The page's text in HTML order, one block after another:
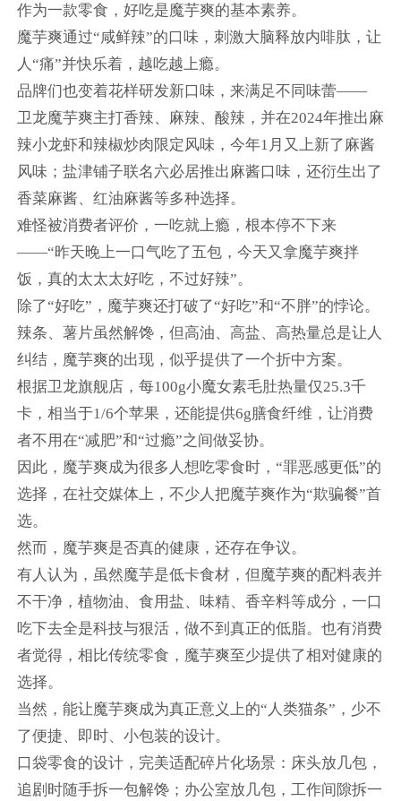
作为一款零食，好吃是魔芋爽的基本素养。
魔芋爽通过“咸鲜辣”的口味，刺激大脑释放内啡肽，让
人“痛”并快乐着，越吃越上瘾。
品牌们也变着花样研发新口味，来满足不同味蕾——
卫龙魔芋爽主打香辣、麻辣、酸辣，并在2024年推出麻
辣小龙虾和辣椒炒肉限定风味，今年1月又上新了麻酱
风味；盐津铺子联名六必居推出麻酱口味，还衍生出了
香菜麻酱、红油麻酱等多种选择。
难怪被消费者评价，一吃就上瘾，根本停不下来
——“昨天晚上一口气吃了五包，今天又拿魔芋爽拌
饭，真的太太太好吃，不过好辣”。
除了“好吃”，魔芋爽还打破了“好吃”和“不胖”的悖论。
辣条、薯片虽然解馋，但高油、高盐、高热量总是让人
纠结，魔芋爽的出现，似乎提供了一个折中方案。
根据卫龙旗舰店，每100g小魔女素毛肚热量仅25.3千
卡，相当于1/6个苹果，还能提供6g膳食纤维，让消费
者不用在“减肥”和“过瘾”之间做妥协。
因此，魔芋爽成为很多人想吃零食时，“罪恶感更低”的
选择，在社交媒体上，不少人把魔芋爽作为“欺骗餐”首
选。
然而，魔芋爽是否真的健康，还存在争议。
有人认为，虽然魔芋是低卡食材，但魔芋爽的配料表并
不干净，植物油、食用盐、味精、香辛料等成分，一口
吃下去全是科技与狠活，做不到真正的低脂。也有消费
者觉得，相比传统零食，魔芋爽至少提供了相对健康的
选择。
当然，能让魔芋爽成为真正意义上的“人类猫条”，少不
了便捷、即时、小包装的设计。
口袋零食的设计，完美适配碎片化场景：床头放几包，
追剧时随手拆一包解馋；办公室放几包，工作间隙拆一